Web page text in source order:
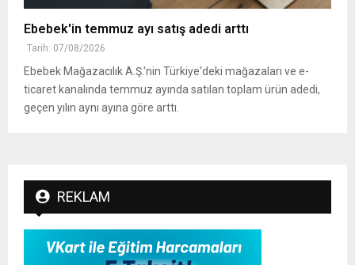
Ebebek'in temmuz ayı satış adedi arttı
Tarih: 07/08/2026
Ebebek Mağazacılık A.Ş.'nin Türkiye'deki mağazaları ve e-
ticaret kanalında temmuz ayında satılan toplam ürün adedi,
geçen yılın aynı ayına göre arttı.
REKLAM